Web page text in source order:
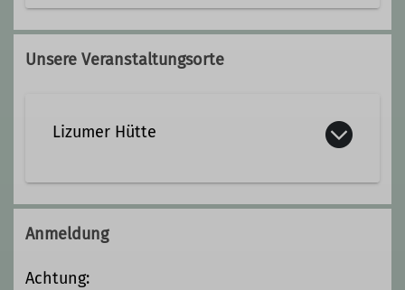
0176/22790626
furtner@davtreuchtlingen.de
Unsere Veranstaltungsorte
Lizumer Hütte
Lizum 105
A-6113 Wattenberg
Anmeldung
Achtung: